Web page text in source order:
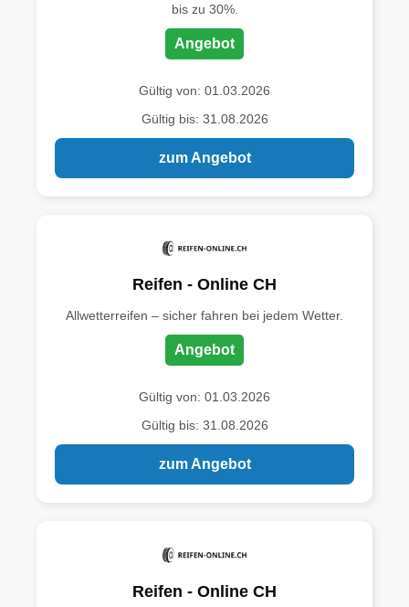
bis zu 30%.
Angebot
Gültig von: 01.03.2026
Gültig bis: 31.08.2026
zum Angebot
Reifen - Online CH
Allwetterreifen – sicher fahren bei jedem Wetter.
Angebot
Gültig von: 01.03.2026
Gültig bis: 31.08.2026
zum Angebot
Reifen - Online CH